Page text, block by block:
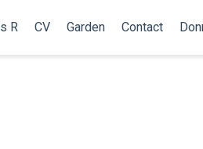
R CV Garden Contact